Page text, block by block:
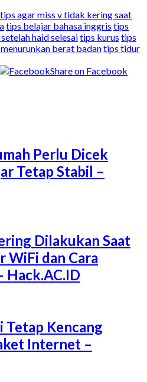
tips agar miss v tidak kering saat
tips belajar bahasa inggris tips
haid selesaitips kurus tips
berat badantips tidur
Share on Facebook
Perlu Dicek
Tetap Stabil –
Dilakukan Saat
WiFi dan Cara
Hack.AC.ID
Tetap Kencang
Internet –